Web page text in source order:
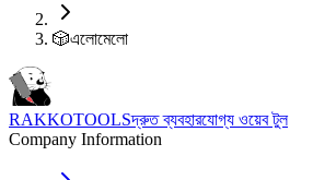
🎲এলোমেলো
RAKKOTOOLSদ্রুত ব্যবহারযোগ্য ওয়েব টুল
Company Information